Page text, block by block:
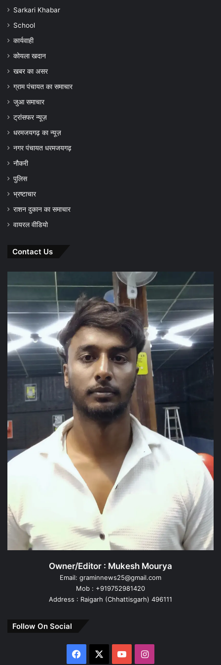
Sarkari Khabar
School
कार्यवाही
कोयला खदान
खबर का असर
ग्राम पंचायत का समाचार
जुआ समाचार
ट्रांसफर न्यूज़
धरमजयगढ़ का न्यूज़
नगर पंचायत धरमजयगढ़
नौकरी
पुलिस
भ्रष्टाचार
राशन दुकान का समाचार
वायरल वीडियो
Contact Us
Owner/Editor : Mukesh Mourya
Email: graminnews25@gmail.com
Mob : +919752981420
Address : Raigarh (Chhattisgarh) 496111
Follow On Social
Facebook YouTubeInstagram